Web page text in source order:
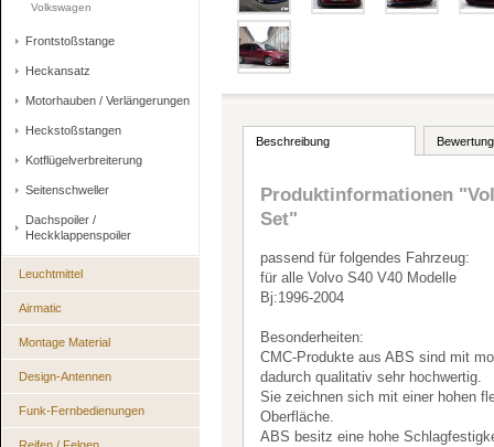
Volkswagen
Frontstoßstange
Heckansatz
Motorhauben / Verlängerungen
Heckstoßstangen
Kotflügelverbreiterung
Seitenschweller
Dachspoiler /
Heckklappenspoiler
Leuchtmittel
Airmatic
Montage Material
Design-Antennen
Funk-Fernbedienungen
Beschreibung
Produktinformationen
Set"
passend für folgendes Fahrzeug:
für alle Volvo S40 V40 Modelle
Bj:1996-2004
Besonderheiten:
CMC-Produkte aus ABS sind mit
dadurch qualitativ sehr hochwertig.
Sie zeichnen sich mit einer hohen
Oberfläche.
ABS besitz eine hohe